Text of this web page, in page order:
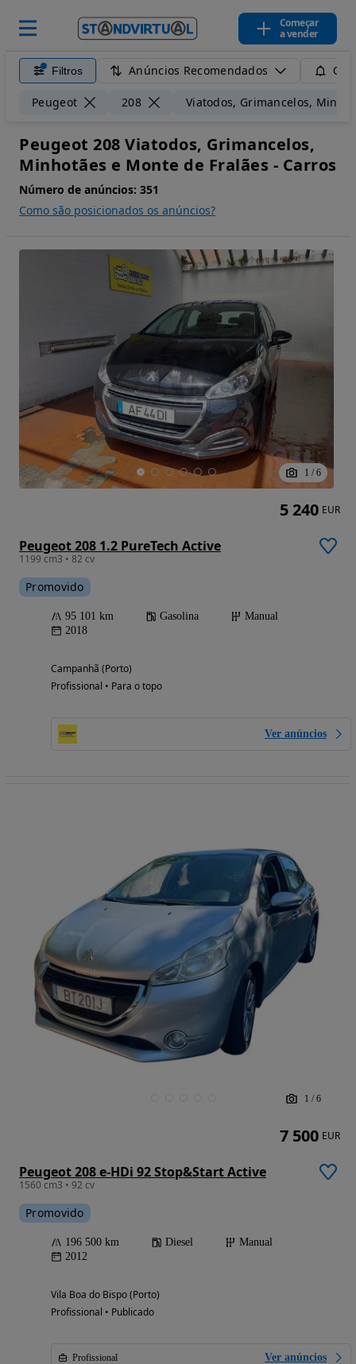
Começar
a vender
Filtros Anúncios Recomendados
Peugeot 208 Viatodos, Grimancelos,
Peugeot 208 Viatodos, Grimancelos,
Minhotães e Monte de Fralães - Carros
Número de anúncios: 351
Como são posicionados os anúncios?
1 / 6
Peugeot 208 1.2 PureTech Active
1199 cm3 • 82 cv
Promovido
95 101 km Gasolina
Manual
2018
Campanhã (Porto)
Profissional • Para o topo
Ver anúncios
5 240 EUR
1 / 6
Peugeot 208 e-HDi 92 Stop&Start Active
1560 cm3 • 92 cv
Promovido
196 500 km Diesel
Manual
2012
Vila Boa do Bispo (Porto)
Profissional • Publicado
Profissional Ver anúncios
7 500 EUR